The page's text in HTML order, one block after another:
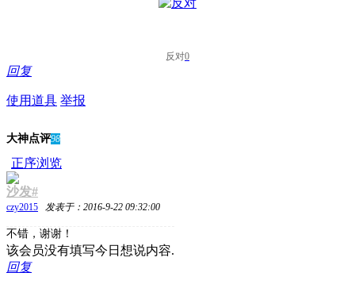
反对0
回复
使用道具 举报
大神点评98
正序浏览
沙发#
czy2015 发表于：2016-9-22 09:32:00
不错，谢谢！
该会员没有填写今日想说内容.
回复